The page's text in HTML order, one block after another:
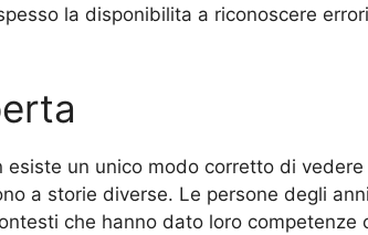
la disponibilita a riconoscere
esiste un unico modo corretto di
a storie diverse. Le persone degli
che hanno dato loro competenze